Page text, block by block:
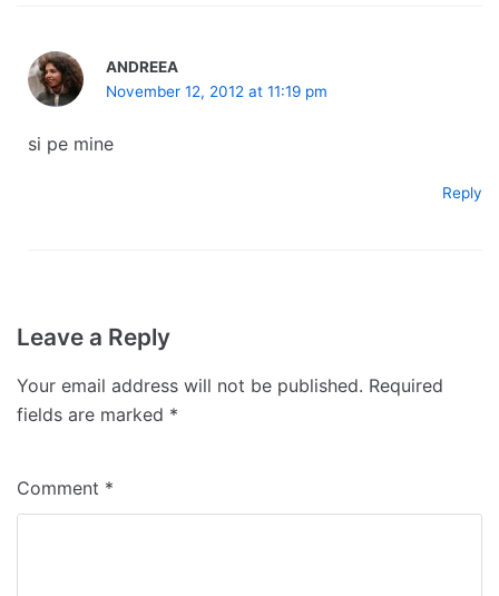
ANDREEA
November 12, 2012 at 11:19 pm
si pe mine
Reply
Leave a Reply
Your email address will not be published. Required
fields are marked *
Comment *